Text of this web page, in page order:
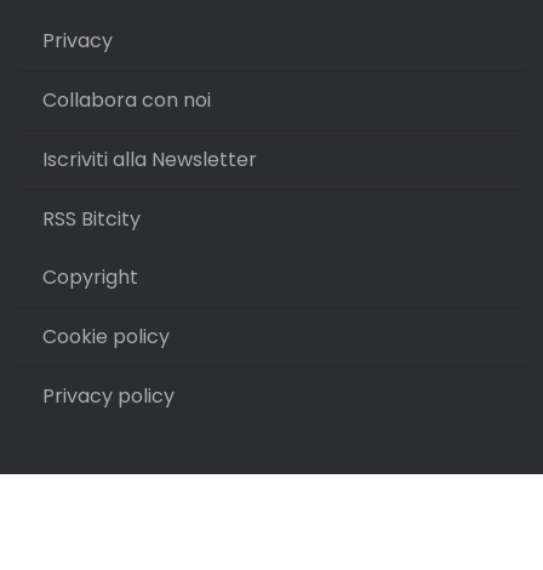
Privacy
Collabora con noi
Iscriviti alla Newsletter
RSS Bitcity
Copyright
Cookie policy
Privacy policy